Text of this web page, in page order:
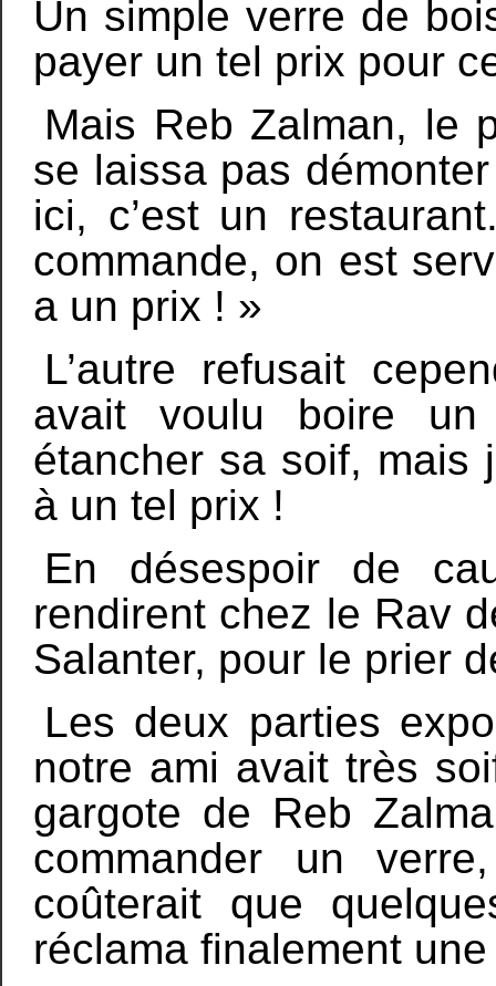
Un simple verre de
payer un tel prix pour
Mais Reb Zalman, le
se laissa pas
ici, c’est un
commande, on est
a un prix ! »
L’autre refusait
avait voulu boire
étancher sa soif, mais
à un tel prix !
En désespoir de
rendirent chez le Rav
Salanter, pour le prier
Les deux parties
notre ami avait très
gargote de Reb
commander un
coûterait que
réclama finalement